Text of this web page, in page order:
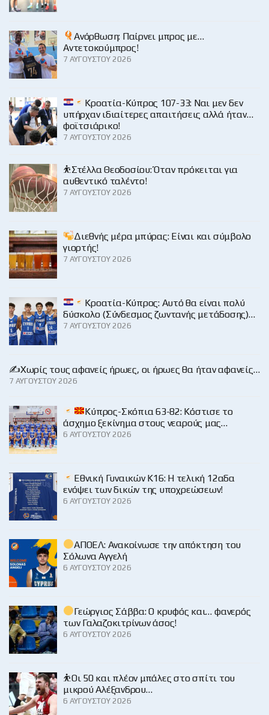
Ανόρθωση: Παίρνει μπρος με…
Αντετοκούμπρος!
7 ΑΥΓΟΎΣΤΟΥ 2026
Κροατία-Κύπρος 107-33: Ναι μεν δεν
υπήρχαν ιδιαίτερες απαιτήσεις αλλά ήταν…
φοϊτσιάρικο!
7 ΑΥΓΟΎΣΤΟΥ 2026
⛹️Στέλλα Θεοδοσίου: Όταν πρόκειται για
αυθεντικό ταλέντο!
7 ΑΥΓΟΎΣΤΟΥ 2026
Διεθνής μέρα μπύρας: Είναι και σύμβολο
γιορτής!
7 ΑΥΓΟΎΣΤΟΥ 2026
Κροατία-Κύπρος: Αυτό θα είναι πολύ
δύσκολο (Σύνδεσμος ζωντανής μετάδοσης)…
7 ΑΥΓΟΎΣΤΟΥ 2026
✍️Χωρίς τους αφανείς ήρωες, οι ήρωες θα ήταν αφανείς…
7 ΑΥΓΟΎΣΤΟΥ 2026
Κύπρος-Σκόπια 63-82: Κόστισε το
άσχημο ξεκίνημα στους νεαρούς μας…
6 ΑΥΓΟΎΣΤΟΥ 2026
Εθνική Γυναικών Κ16: Η τελική 12αδα
ενόψει των δικών της υποχρεώσεων!
6 ΑΥΓΟΎΣΤΟΥ 2026
ΑΠΟΕΛ: Ανακοίνωσε την απόκτηση του
Σόλωνα Αγγελή
6 ΑΥΓΟΎΣΤΟΥ 2026
Γεώργιος Σάββα: Ο κρυφός και… φανερός
των Γαλαζοκιτρίνων άσος!
6 ΑΥΓΟΎΣΤΟΥ 2026
⛹️Οι 50 και πλέον μπάλες στο σπίτι του
μικρού Αλέξανδρου…
6 ΑΥΓΟΎΣΤΟΥ 2026